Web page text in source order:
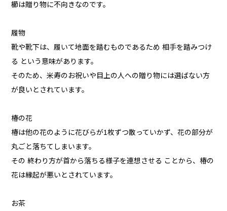
櫛は贈り物に不向きなのです。
履物
靴や靴下は、履いて地面を踏むものであるため 相手を踏みつけ
る という意味があります。
そのため、米寿のお祝いや目上の人への贈り物には選ばない方
が良いとされています。
椿の花
椿は他の花のように花びらが1枚ずつ散っていかず、花の部分が
丸ごと落ちてしまいます。
その 終わり方が首から落ちる様子を連想させる ことから、椿の
花は縁起が悪いとされています。
お茶